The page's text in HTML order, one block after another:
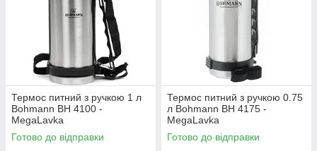
Термос питний з ручкою 1 л
Bohmann BH 4100 -
MegaLavka
Готово до відправки
Термос питний з ручкою 0.75
л Bohmann BH 4175 -
MegaLavka
Готово до відправки